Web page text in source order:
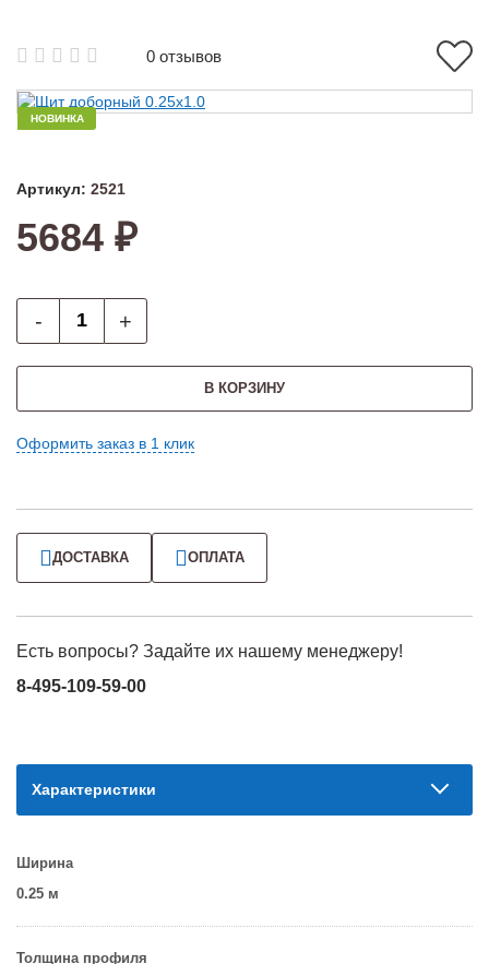
0 отзывов
НОВИНКА
Артикул: 2521
5684 ₽
- +
В КОРЗИНУ
Оформить заказ в 1 клик
ДОСТАВКА ОПЛАТА
Есть вопросы? Задайте их нашему менеджеру!
8-495-109-59-00
Характеристики
Ширина
0.25 м
Толщина профиля